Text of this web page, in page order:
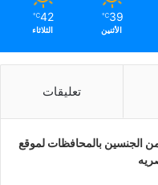
39
℃
الأثنين
42
℃
الثلاثاء
تعليقات
الجنسين بالمحافظات لموقع